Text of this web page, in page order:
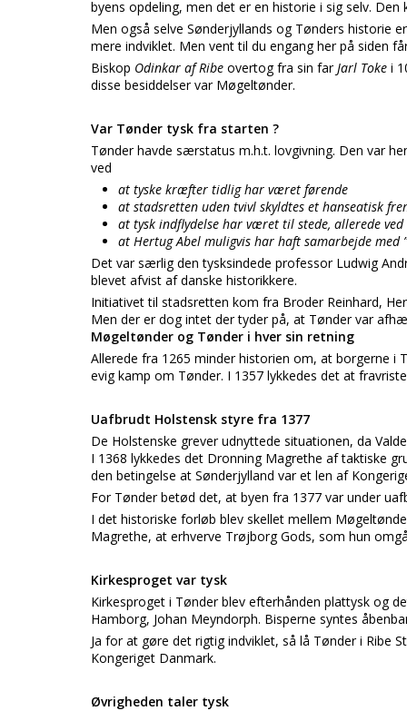
byens opdeling, men det er en historie i sig selv. Den
Men også selve Sønderjyllands og Tønders historie
mere indviklet. Men vent til du engang her på siden
Biskop Odinkar af Ribe overtog fra sin farJarl Toke i
disse besiddelser var Møgeltønder.
Var Tønder tysk fra starten ?
Tønder havde særstatus m.h.t. lovgivning. Den var
ved
at tyske kræfter tidlig har været førende
at stadsretten uden tvivl skyldtes et hanseatisk
at tysk indflydelse har været til stede, allerede
at Hertug Abel muligvis har haft samarbejde med
Det var særlig den tysksindede professor Ludwig
blevet afvist af danske historikkere.
Initiativet til stadsretten kom fra Broder Reinhard,
Men der er dog intet der tyder på, at Tønder var
Møgeltønder og Tønder i hver sin retning
Allerede fra 1265 minder historien om, at borgerne i
evig kamp om Tønder. I 1357 lykkedes det at
Uafbrudt Holstensk styre fra 1377
De Holstenske grever udnyttede situationen, da
I 1368 lykkedes det Dronning Magrethe af taktiske
den betingelse at Sønderjylland var et len af
For Tønder betød det, at byen fra 1377 var under
I det historiske forløb blev skellet mellem
Magrethe, at erhverve Trøjborg Gods, som hun
Kirkesproget var tysk
Kirkesproget i Tønder blev efterhånden plattysk og
Hamborg, Johan Meyndorph. Bisperne syntes
Ja for at gøre det rigtig indviklet, så lå Tønder i Ribe
Kongeriget Danmark.
Øvrigheden taler tysk